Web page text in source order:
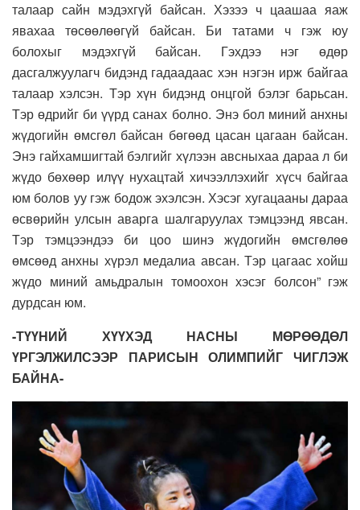
талаар сайн мэдэхгүй байсан. Хэзээ ч цаашаа яаж
явахаа төсөөлөөгүй байсан. Би татами ч гэж юу
болохыг мэдэхгүй байсан. Гэхдээ нэг өдөр
дасгалжуулагч бидэнд гадаадаас хэн нэгэн ирж байгаа
талаар хэлсэн. Тэр хүн бидэнд онцгой бэлэг барьсан.
Тэр өдрийг би үүрд санах болно. Энэ бол миний анхны
жүдогийн өмсгөл байсан бөгөөд цасан цагаан байсан.
Энэ гайхамшигтай бэлгийг хүлээн авсныхаа дараа л би
жүдо бөхөөр илүү нухацтай хичээллэхийг хүсч байгаа
юм болов уу гэж бодож эхэлсэн. Хэсэг хугацааны дараа
өсвөрийн улсын аварга шалгаруулах тэмцээнд явсан.
Тэр тэмцээндээ би цоо шинэ жүдогийн өмсгөлөө
өмсөөд анхны хүрэл медалиа авсан. Тэр цагаас хойш
жүдо миний амьдралын томоохон хэсэг болсон” гэж
дурдсан юм.
-ТҮҮНИЙ ХҮҮХЭД НАСНЫ МӨРӨӨДӨЛ
ҮРГЭЛЖИЛСЭЭР ПАРИСЫН ОЛИМПИЙГ ЧИГЛЭЖ
БАЙНА-